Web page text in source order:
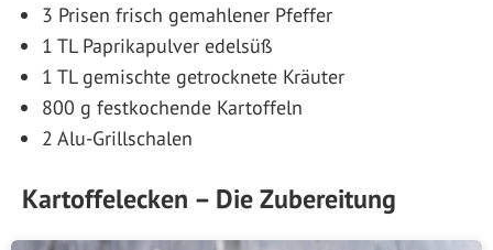
3 Prisen frisch gemahlener Pfeffer
1 TL Paprikapulver edelsüß
1 TL gemischte getrocknete Kräuter
800 g festkochende Kartoffeln
2 Alu-Grillschalen
Kartoffelecken – Die Zubereitung